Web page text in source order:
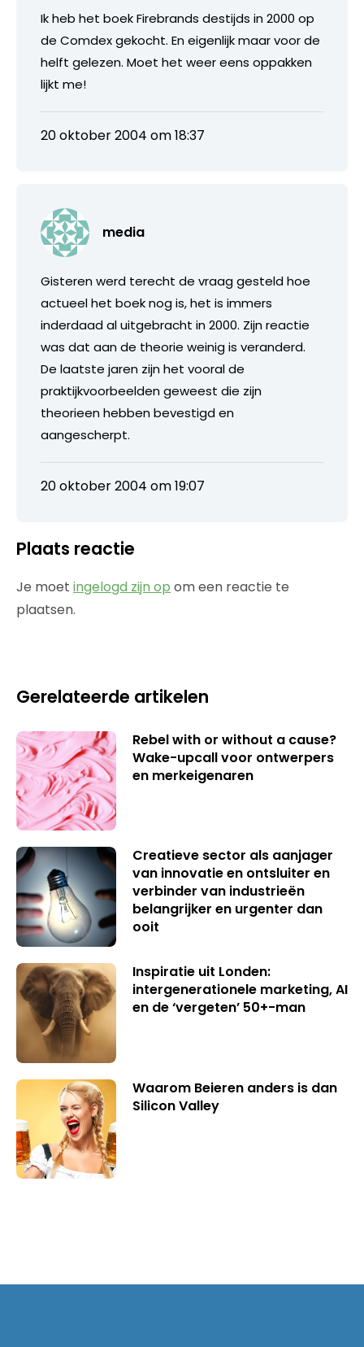
Ik heb het boek Firebrands destijds in 2000 op
de Comdex gekocht. En eigenlijk maar voor de
helft gelezen. Moet het weer eens oppakken
lijkt me!
20 oktober 2004 om 18:37
media
Gisteren werd terecht de vraag gesteld hoe
actueel het boek nog is, het is immers
inderdaad al uitgebracht in 2000. Zijn reactie
was dat aan de theorie weinig is veranderd.
De laatste jaren zijn het vooral de
praktijkvoorbeelden geweest die zijn
theorieen hebben bevestigd en
aangescherpt.
20 oktober 2004 om 19:07
Plaats reactie
Je moet ingelogd zijn op om een reactie te
plaatsen.
Gerelateerde artikelen
Rebel with or without a cause?
Wake-upcall voor ontwerpers
en merkeigenaren
Creatieve sector als aanjager
van innovatie en ontsluiter en
verbinder van industrieën
belangrijker en urgenter dan
ooit
Inspiratie uit Londen:
intergenerationele marketing, AI
en de ‘vergeten’ 50+-man
Waarom Beieren anders is dan
Silicon Valley